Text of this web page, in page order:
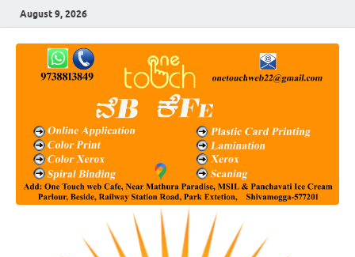
August 9, 2026